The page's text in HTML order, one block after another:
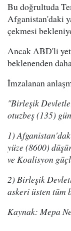
Bu doğrultuda
Afganistan'daki
çekmesi
Ancak ABD'li
beklenenden
İmzalanan
"Birleşik
otuzbeş (135)
1)
yüze (8600)
ve Koalisyon
2) Birleşik
askeri üsten
Kaynak: Mepa